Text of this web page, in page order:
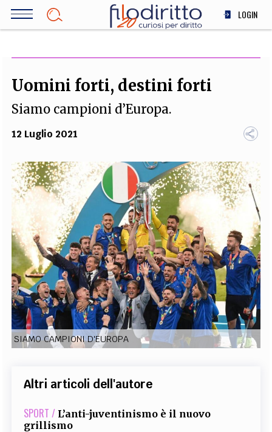
Salta
LOGIN
SOCIETÀ
MEDICINA
SCIENZA
ALTRO
TEAM
FILODIRITTO REDAZIONE COMITATO SCIENTIFICO AUTORI
CURATORI
FOTOGRAFI PARTNER COLLABORA CON NOI
EXTRA
CODICI RUBRICHE LIBRI PROCEEDINGS PUBBLICITÀ CONTATTI
SOCIAL MEDIA
Uomini forti, destini forti
Siamo campioni d’Europa.
12 Luglio 2021
SIAMO CAMPIONI D'EUROPA
Altri articoli dell'autore
SPORT / L’anti-juventinismo è il nuovo
grillismo